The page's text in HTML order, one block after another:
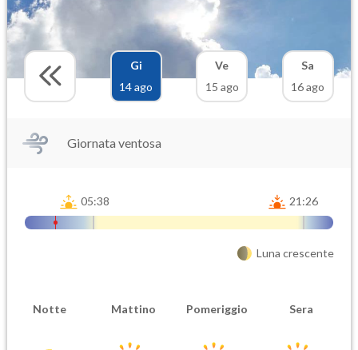
Gi
14 ago
Ve
15 ago
Sa
16 ago
Giornata ventosa
05:38 21:26
Luna crescente
Notte Mattino Pomeriggio Sera